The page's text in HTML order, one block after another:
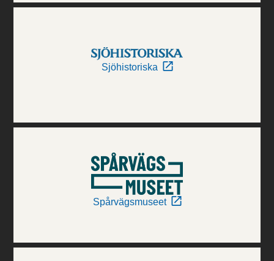
Sjöhistoriska
Spårvägsmuseet